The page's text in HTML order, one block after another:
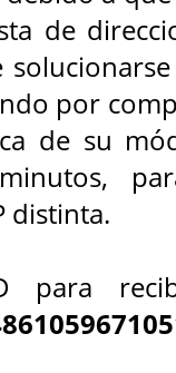
de
por
de su
distinta.
para